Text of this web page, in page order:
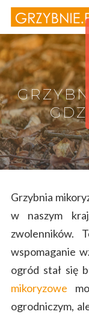
Hit enter to
Grzybnia
w naszym
zwolenników.
wspomaganie
ogród stał się
mikoryzowe
ogrodniczym,